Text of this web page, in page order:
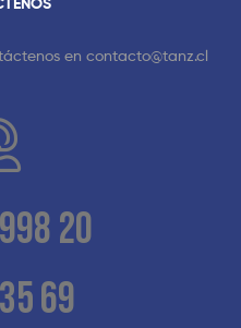
en contacto@tanz.cl
20
69